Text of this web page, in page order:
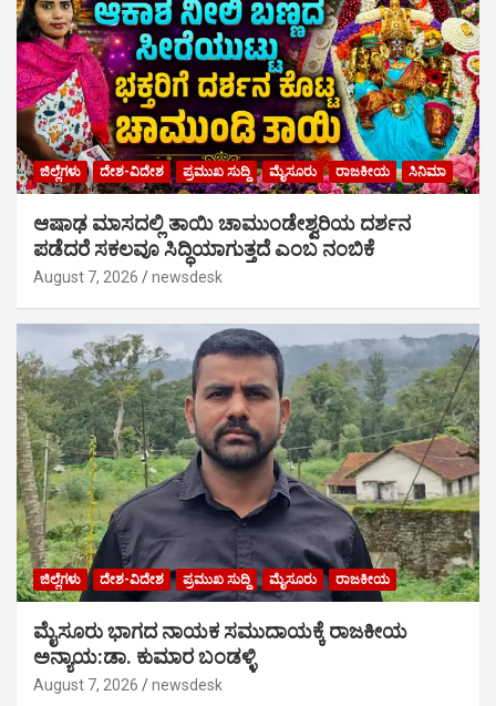
ಜಿಲ್ಲೆಗಳು ದೇಶ-ವಿದೇಶ ಪ್ರಮುಖ ಸುದ್ದಿ ಮೈಸೂರು ರಾಜಕೀಯ ಸಿನಿಮಾ
ಆಷಾಢ ಮಾಸದಲ್ಲಿ ತಾಯಿ ಚಾಮುಂಡೇಶ್ವರಿಯ ದರ್ಶನ
ಪಡೆದರೆ ಸಕಲವೂ ಸಿದ್ಧಿಯಾಗುತ್ತದೆ ಎಂಬ ನಂಬಿಕೆ
August 7, 2026 newsdesk
ಜಿಲ್ಲೆಗಳು ದೇಶ-ವಿದೇಶ ಪ್ರಮುಖ ಸುದ್ದಿ ಮೈಸೂರು ರಾಜಕೀಯ
ಮೈಸೂರು ಭಾಗದ ನಾಯಕ ಸಮುದಾಯಕ್ಕೆ ರಾಜಕೀಯ
ಅನ್ಯಾಯ:ಡಾ. ಕುಮಾರ ಬಂಡಳ್ಳಿ
August 7, 2026 newsdesk